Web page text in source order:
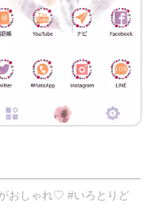
おしゃれ♡ #いろとりど